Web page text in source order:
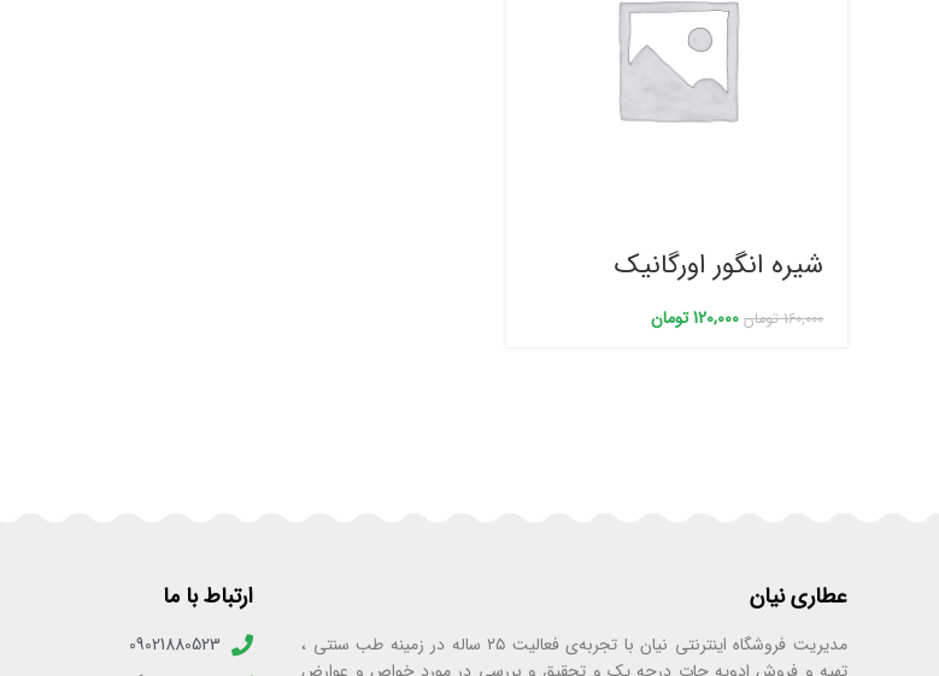
شیره انگور اورگانیک
160,000 تومان 120,000تومان
عطاری نیان
مدیریت فروشگاه اینترنتی نیان با تجربه‌ی فعالیت ۲۵ ساله در زمینه طب سنتی ،
ارتباط با ما
09021880523